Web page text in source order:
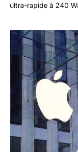
ultra-rapide à 240